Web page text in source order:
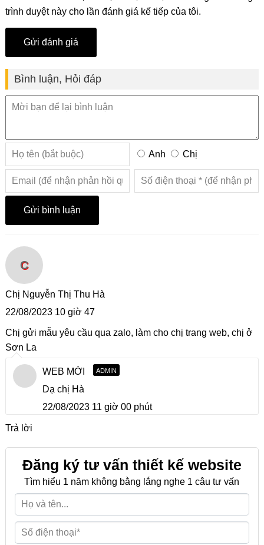
trình duyệt này cho lần đánh giá kế tiếp của tôi.
Bình luận, Hỏi đáp
Anh Chị
C
Chị Nguyễn Thị Thu Hà
22/08/2023 10 giờ 47
Chị gửi mẫu yêu cầu qua zalo, làm cho chị trang web, chị ở
Sơn La
WEB MỚI ADMIN
Dạ chị Hà
22/08/2023 11 giờ 00 phút
Trả lời
Đăng ký tư vấn thiết kế website
Tìm hiểu 1 năm không bằng lắng nghe 1 câu tư vấn